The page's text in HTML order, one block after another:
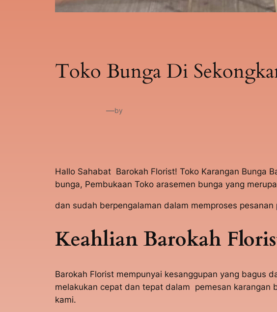
Toko Bunga Di
—by
Hallo Sahabat Barokah Florist! Toko Karangan Bunga
bunga, Pembukaan Toko arasemen bunga yang
dan sudah berpengalaman dalam memproses
Keahlian Barokah
Barokah Florist mempunyai kesanggupan yang bagus
melakukan cepat dan tepat dalam pemesan karangan
kami.